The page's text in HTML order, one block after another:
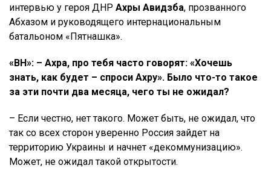
интервью у героя ДНР Ахры Авидзба, прозванного
Абхазом и руководящего интернациональным
батальоном «Пятнашка».
«ВН»: – Ахра, про тебя часто говорят: «Хочешь
знать, как будет – спроси Ахру». Было что-то такое
за эти почти два месяца, чего ты не ожидал?
– Если честно, нет такого. Может быть, не ожидал, что
так со всех сторон уверенно Россия зайдет на
территорию Украины и начнет «декоммунизацию».
Может, не ожидал такой открытости.